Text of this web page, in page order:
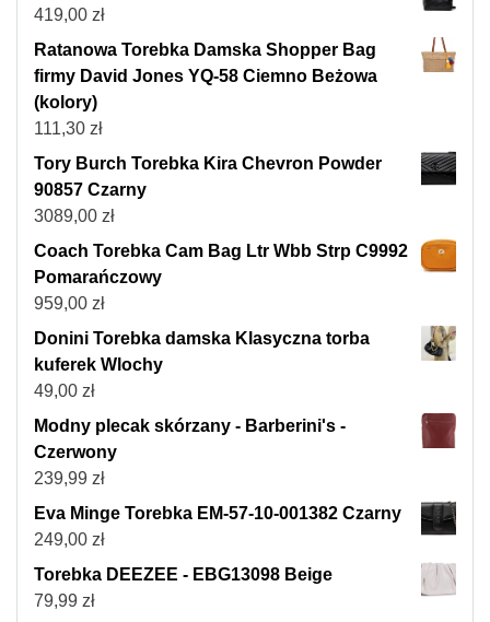
419,00 zł
Ratanowa Torebka Damska Shopper Bag
firmy David Jones YQ-58 Ciemno Beżowa
(kolory)
111,30 zł
Tory Burch Torebka Kira Chevron Powder
90857 Czarny
3089,00 zł
Coach Torebka Cam Bag Ltr Wbb Strp C9992
Pomarańczowy
959,00 zł
Donini Torebka damska Klasyczna torba
kuferek Wlochy
49,00 zł
Modny plecak skórzany - Barberini's -
Czerwony
239,99 zł
Eva Minge Torebka EM-57-10-001382 Czarny
249,00 zł
Torebka DEEZEE - EBG13098 Beige
79,99 zł